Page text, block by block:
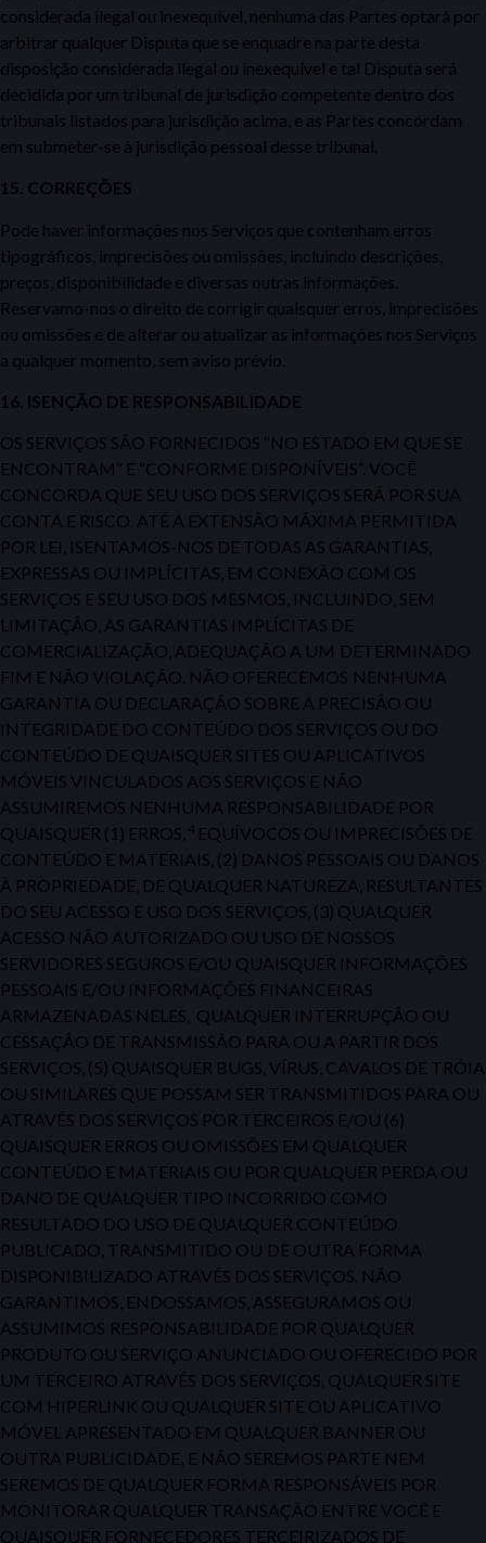
considerada ilegal ou inexequível, nenhuma das Partes optará por
arbitrar qualquer Disputa que se enquadre na parte desta
disposição considerada ilegal ou inexequível e tal Disputa será
decidida por um tribunal de jurisdição competente dentro dos
tribunais listados para jurisdição acima, e as Partes concordam
em submeter-se à jurisdição pessoal desse tribunal.
15. CORREÇÕES
Pode haver informações nos Serviços que contenham erros
tipográficos, imprecisões ou omissões, incluindo descrições,
preços, disponibilidade e diversas outras informações.
Reservamo-nos o direito de corrigir quaisquer erros, imprecisões
ou omissões e de alterar ou atualizar as informações nos Serviços
a qualquer momento, sem aviso prévio.
16. ISENÇÃO DE RESPONSABILIDADE
OS SERVIÇOS SÃO FORNECIDOS “NO ESTADO EM QUE SE
ENCONTRAM” E “CONFORME DISPONÍVEIS”. VOCÊ
CONCORDA QUE SEU USO DOS SERVIÇOS SERÁ POR SUA
CONTA E RISCO. ATÉ A EXTENSÃO MÁXIMA PERMITIDA
POR LEI, ISENTAMOS-NOS DE TODAS AS GARANTIAS,
EXPRESSAS OU IMPLÍCITAS, EM CONEXÃO COM OS
SERVIÇOS E SEU USO DOS MESMOS, INCLUINDO, SEM
LIMITAÇÃO, AS GARANTIAS IMPLÍCITAS DE
COMERCIALIZAÇÃO, ADEQUAÇÃO A UM DETERMINADO
FIM E NÃO VIOLAÇÃO. NÃO OFERECEMOS NENHUMA
GARANTIA OU DECLARAÇÃO SOBRE A PRECISÃO OU
INTEGRIDADE DO CONTEÚDO DOS SERVIÇOS OU DO
CONTEÚDO DE QUAISQUER SITES OU APLICATIVOS
MÓVEIS VINCULADOS AOS SERVIÇOS E NÃO
ASSUMIREMOS NENHUMA RESPONSABILIDADE POR
QUAISQUER (1) ERROS, 4 EQUÍVOCOS OU IMPRECISÕES DE
CONTEÚDO E MATERIAIS, (2) DANOS PESSOAIS OU DANOS
À PROPRIEDADE, DE QUALQUER NATUREZA, RESULTANTES
DO SEU ACESSO E USO DOS SERVIÇOS, (3) QUALQUER
ACESSO NÃO AUTORIZADO OU USO DE NOSSOS
SERVIDORES SEGUROS E/OU QUAISQUER INFORMAÇÕES
PESSOAIS E/OU INFORMAÇÕES FINANCEIRAS
ARMAZENADAS NELES, QUALQUER INTERRUPÇÃO OU
CESSAÇÃO DE TRANSMISSÃO PARA OU A PARTIR DOS
SERVIÇOS, (5) QUAISQUER BUGS, VÍRUS, CAVALOS DE TRÓIA
OU SIMILARES QUE POSSAM SER TRANSMITIDOS PARA OU
ATRAVÉS DOS SERVIÇOS POR TERCEIROS E/OU (6)
QUAISQUER ERROS OU OMISSÕES EM QUALQUER
CONTEÚDO E MATERIAIS OU POR QUALQUER PERDA OU
DANO DE QUALQUER TIPO INCORRIDO COMO
RESULTADO DO USO DE QUALQUER CONTEÚDO
PUBLICADO, TRANSMITIDO OU DE OUTRA FORMA
DISPONIBILIZADO ATRAVÉS DOS SERVIÇOS. NÃO
GARANTIMOS, ENDOSSAMOS, ASSEGURAMOS OU
ASSUMIMOS RESPONSABILIDADE POR QUALQUER
PRODUTO OU SERVIÇO ANUNCIADO OU OFERECIDO POR
UM TERCEIRO ATRAVÉS DOS SERVIÇOS, QUALQUER SITE
COM HIPERLINK OU QUALQUER SITE OU APLICATIVO
MÓVEL APRESENTADO EM QUALQUER BANNER OU
OUTRA PUBLICIDADE, E NÃO SEREMOS PARTE NEM
SEREMOS DE QUALQUER FORMA RESPONSÁVEIS POR
MONITORAR QUALQUER TRANSAÇÃO ENTRE VOCÊ E
QUAISQUER FORNECEDORES TERCEIRIZADOS DE